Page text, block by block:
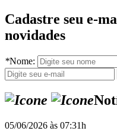
Cadastre seu e-
novidades
*Nome:
05/06/2026 às 07:31h